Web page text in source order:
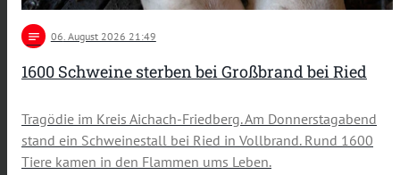
notes 06 . August 2026 21:49
1600 Schweine sterben bei Großbrand bei Ried
Tragödie im Kreis Aichach-Friedberg. Am Donnerstagabend
stand ein Schweinestall bei Ried in Vollbrand. Rund 1600
Tiere kamen in den Flammen ums Leben.